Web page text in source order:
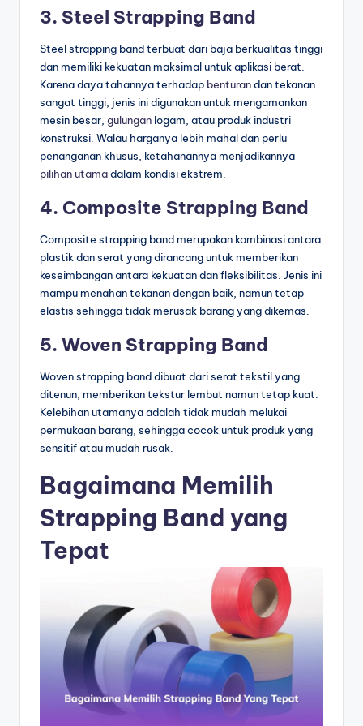
3. Steel Strapping Band
Steel strapping band terbuat dari baja berkualitas tinggi
dan memiliki kekuatan maksimal untuk aplikasi berat.
Karena daya tahannya terhadap benturandan tekanan
sangat tinggi, jenis ini digunakan untuk mengamankan
mesin besar, gulungan logam, atau produk industri
konstruksi. Walau harganya lebih mahal dan perlu
penanganan khusus, ketahanannya menjadikannya
pilihan utamadalam kondisi ekstrem.
4. Composite Strapping Band
Composite strapping band merupakan kombinasi antara
plastik dan serat yang dirancang untuk memberikan
keseimbangan antara kekuatan dan fleksibilitas. Jenis ini
mampu menahan tekanan dengan baik, namun tetap
elastis sehingga tidak merusak barang yang dikemas.
5. Woven Strapping Band
Woven strapping band dibuat dari serat tekstil yang
ditenun, memberikan tekstur lembut namun tetap kuat.
Kelebihan utamanya adalah tidak mudah melukai
permukaan barang, sehingga cocok untuk produk yang
sensitif atau mudah rusak.
Bagaimana Memilih
Strapping Band yang
Tepat